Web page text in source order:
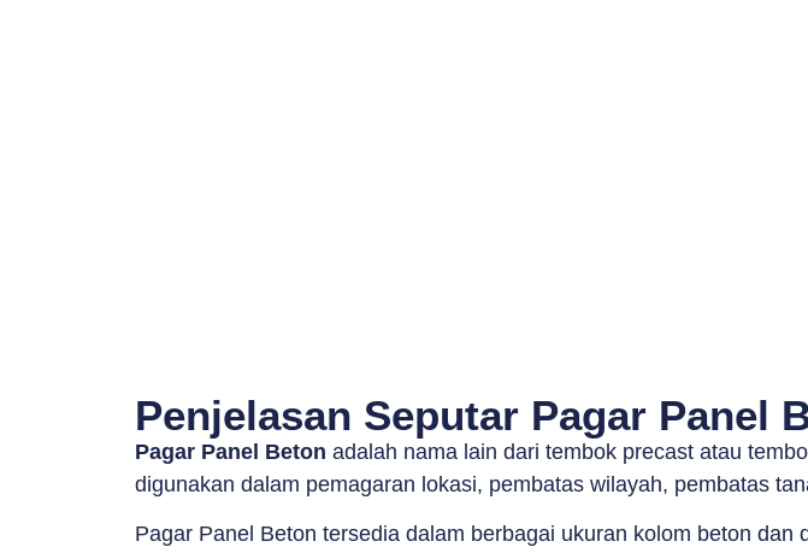
Penjelasan Seputar Pagar Panel
Pagar Panel Beton adalah nama lain dari tembok precast atau
digunakan dalam pemagaran lokasi, pembatas wilayah, pembatas
Pagar Panel Beton tersedia dalam berbagai ukuran kolom beton